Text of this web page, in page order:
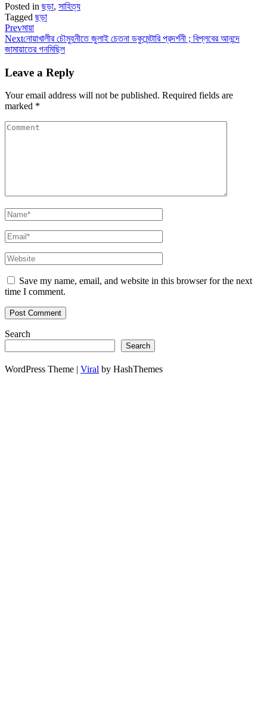
Posted in ছড়া, সাহিত্য
Tagged ছড়া
Prevমায়া
Nextনোয়াখালীর চৌমুহনীতে জুলাই চেতনা ডকুমেন্টারি প্রদর্শনী ; বিপ্লবের আনন্দে
জামায়াতের গনমিছিল
Leave a Reply
Your email address will not be published. Required fields are
marked *
Save my name, email, and website in this browser for the next
time I comment.
Search
Search
WordPress Theme | Viral by HashThemes